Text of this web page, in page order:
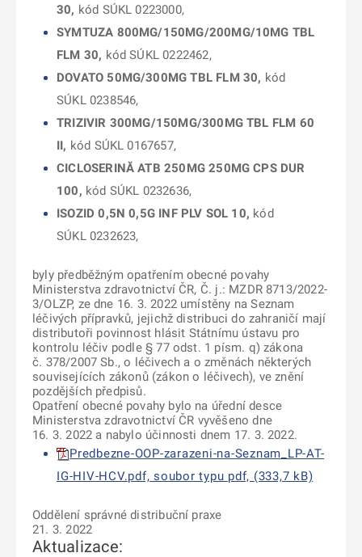
30, kód SÚKL 0223000,
SYMTUZA 800MG/150MG/200MG/10MG TBL
FLM 30, kód SÚKL 0222462,
DOVATO 50MG/300MG TBL FLM 30, kód
SÚKL 0238546,
TRIZIVIR 300MG/150MG/300MG TBL FLM 60
II, kód SÚKL 0167657,
CICLOSERINĂ ATB 250MG 250MG CPS DUR
100, kód SÚKL 0232636,
ISOZID 0,5N 0,5G INF PLV SOL 10, kód
SÚKL 0232623,
byly předběžným opatřením obecné povahy
Ministerstva zdravotnictví ČR, Č. j.: MZDR 8713/2022-
3/OLZP, ze dne 16. 3. 2022 umístěny na Seznam
léčivých přípravků, jejichž distribuci do zahraničí mají
distributoři povinnost hlásit Státnímu ústavu pro
kontrolu léčiv podle § 77 odst. 1 písm. q) zákona
č. 378/2007 Sb., o léčivech a o změnách některých
souvisejících zákonů (zákon o léčivech), ve znění
pozdějších předpisů.
Opatření obecné povahy bylo na úřední desce
Ministerstva zdravotnictví ČR vyvěšeno dne
16. 3. 2022 a nabylo účinnosti dnem 17. 3. 2022.
Predbezne-OOP-zarazeni-na-Seznam_LP-AT-
IG-HIV-HCV.pdf, soubor typu pdf, (333,7 kB)
Oddělení správné distribuční praxe
21. 3. 2022
Aktualizace: